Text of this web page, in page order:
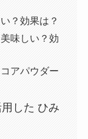
？効果は？
味しい？効
アパウダー
した ひみ